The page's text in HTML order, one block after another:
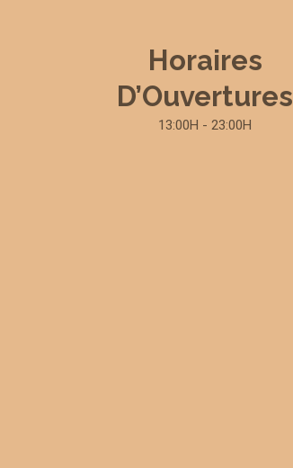
Horaires
D’Ouvertures
13:00H - 23:00H